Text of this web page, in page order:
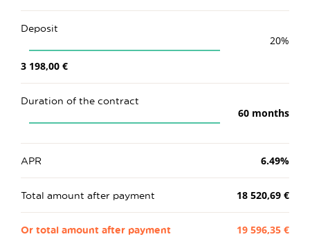
Deposit
20%
3 198,00 €
Duration of the contract
60 months
APR 6.49%
Total amount after payment 18 520,69 €
Or total amount after payment 19 596,35 €